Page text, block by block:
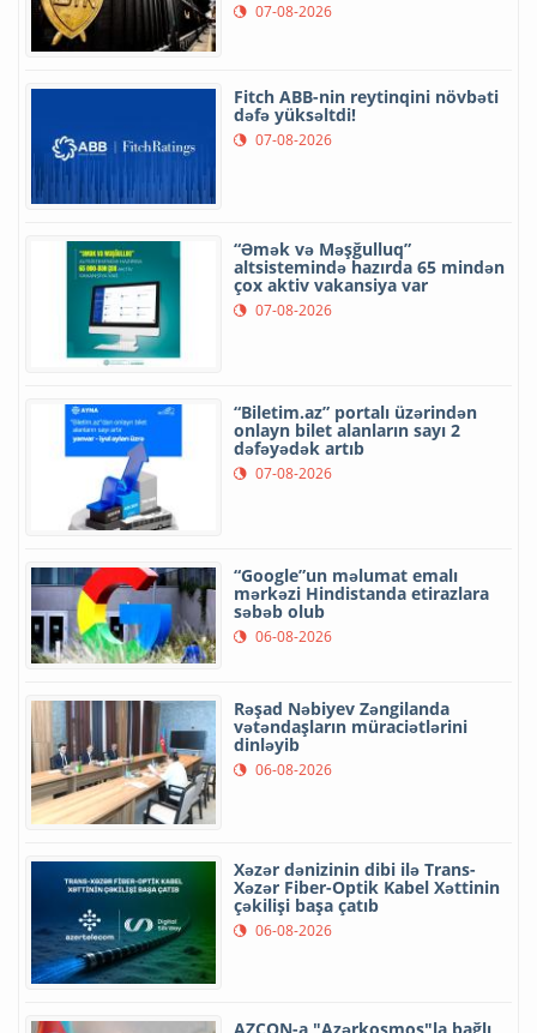
07-08-2026
Fitch ABB-nin reytinqini növbəti
dəfə yüksəltdi!
07-08-2026
“Əmək və Məşğulluq”
altsistemində hazırda 65 mindən
çox aktiv vakansiya var
07-08-2026
“Biletim.az” portalı üzərindən
onlayn bilet alanların sayı 2
dəfəyədək artıb
07-08-2026
“Google”un məlumat emalı
mərkəzi Hindistanda etirazlara
səbəb olub
06-08-2026
Rəşad Nəbiyev Zəngilanda
vətəndaşların müraciətlərini
dinləyib
06-08-2026
Xəzər dənizinin dibi ilə Trans-
Xəzər Fiber-Optik Kabel Xəttinin
çəkilişi başa çatıb
06-08-2026
AZCON-a "Azərkosmos"la bağlı